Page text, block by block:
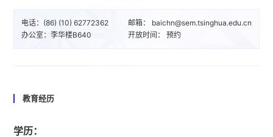
电话：(86) (10) 62772362
办公室：李华楼B640
邮箱： baichn@sem.tsinghua.edu.cn
开放时间： 预约
教育经历
学历：